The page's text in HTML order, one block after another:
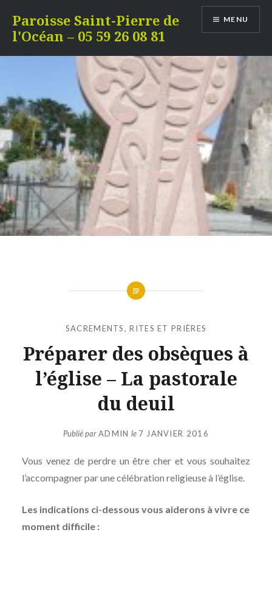
contenu
Paroisse Saint-Pierre de
l'Océan – 05 59 26 08 81
MENU
SACREMENTS, RITES ET PRIÈRES
Préparer des obsèques à
l’église – La pastorale
du deuil
Publié parADMIN le 7 JANVIER 2016
Vous venez de perdre un être cher et vous souhaitez
l’accompagner par une célébration religieuse à l’église.
Les indications ci-dessous vous aiderons à vivre ce
moment difficile :